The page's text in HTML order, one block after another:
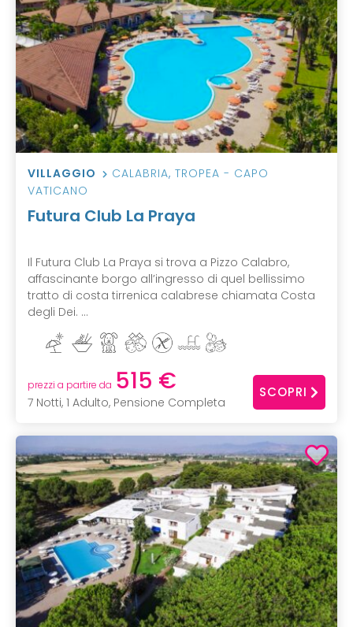
VILLAGGIO CALABRIA, TROPEA - CAPO
VATICANO
Futura Club La Praya
Il Futura Club La Praya si trova a Pizzo Calabro,
affascinante borgo all’ingresso di quel bellissimo
tratto di costa tirrenica calabrese chiamata Costa
degli Dei. ...
prezzi a partire da 515 €
7 Notti, 1 Adulto, Pensione Completa
SCOPRI